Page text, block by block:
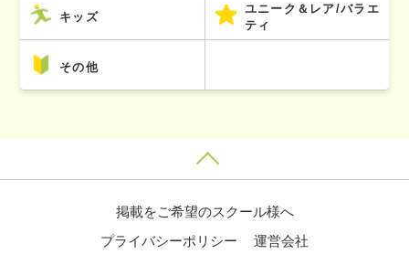
キッズ
ユニーク＆レア/バラエ
ティ
その他
掲載をご希望のスクール様へ
プライバシーポリシー
運営会社